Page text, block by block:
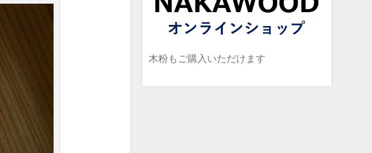
木粉もご購入いただけます